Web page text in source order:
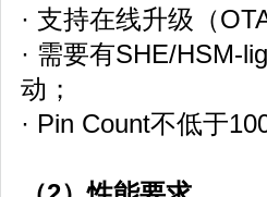
· 支持在线升级（
· 需要有SHE/HSM-
动；
· Pin Count不低于